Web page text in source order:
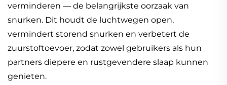
verminderen — de belangrijkste oorzaak van
snurken. Dit houdt de luchtwegen open,
vermindert storend snurken en verbetert de
zuurstoftoevoer, zodat zowel gebruikers als hun
partners diepere en rustgevendere slaap kunnen
genieten.